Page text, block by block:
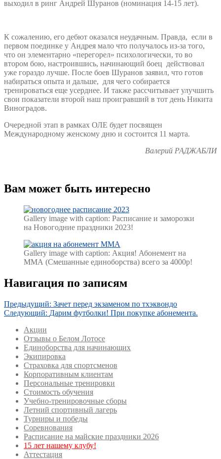
выходил в ринг Андрей Шуранов (номинация 14-15 лет).
К сожалению, его дебют оказался неудачным. Правда, если в
первом поединке у Андрея мало что получалось из-за того,
что он элементарно «перегорел» психологически, то во
втором бою, настроившись, начинающий боец действовал
уже гораздо лучше. После боев Шуранов заявил, что готов
набираться опыта и дальше, для чего собирается
тренироваться еще усерднее. И также рассчитывает улучшить
свои показатели второй наш проигравший в тот день Никита
Виноградов.
Очередной этап в рамках ОЛЕ будет посвящен
Международному женскому дню и состоится 11 марта.
Валерий РАДЖАБЛИ
Вам может быть интересно
Gallery image with caption: Расписание и заморозки
на Новогодние праздники 2023!
Gallery image with caption: Акция! Абонемент на
ММА (Смешанные единоборства) всего за 4000р!
Навигация по записям
Предыдущий: Зачет перед экзаменом по тхэквондо
Следующий: Дарим футболки! При покупке абонемента.
Акции
Отзывы о Белом Лотосе
Единоборства для начинающих
Экипировка
Страховка для спортсменов
Корпоративным клиентам
Персональные тренировки
Стоимость обучения
Учебно-тренировочные сборы
Летний спортивный лагерь
Турниры и победы
Соревнования
Расписание на майские праздники 2026
15 лет нашему клубу!
Аттестация